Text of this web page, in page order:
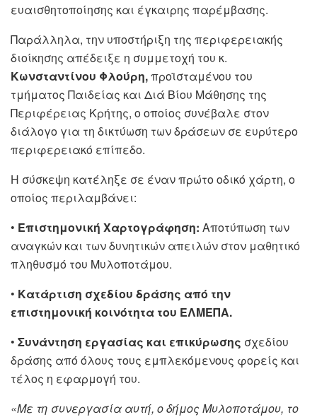
ευαισθητοποίησης και έγκαιρης παρέμβασης.
Παράλληλα, την υποστήριξη της περιφερειακής
διοίκησης απέδειξε η συμμετοχή του κ.
Κωνσταντίνου Φλούρη,προϊσταμένου του
τμήματος Παιδείας και Διά Βίου Μάθησης της
Περιφέρειας Κρήτης, ο οποίος συνέβαλε στον
διάλογο για τη δικτύωση των δράσεων σε ευρύτερο
περιφερειακό επίπεδο.
Η σύσκεψη κατέληξε σε έναν πρώτο οδικό χάρτη, ο
οποίος περιλαμβάνει:
• Επιστημονική Χαρτογράφηση: Αποτύπωση των
αναγκών και των δυνητικών απειλών στον μαθητικό
πληθυσμό του Μυλοποτάμου.
• Κατάρτιση σχεδίου δράσης από την
επιστημονική κοινότητα του ΕΛΜΕΠΑ.
• Συνάντηση εργασίας και επικύρωσης σχεδίου
δράσης από όλους τους εμπλεκόμενους φορείς και
τέλος η εφαρμογή του.
«Με τη συνεργασία αυτή, ο δήμος Μυλοποτάμου, το